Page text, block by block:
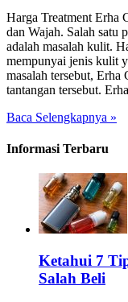
Harga Treatment Erha
dan Wajah. Salah satu
adalah masalah kulit.
mempunyai jenis kulit
masalah tersebut,
tantangan tersebut.
Baca Selengkapnya »
Informasi Terbaru
Ketahui 7
Salah Beli